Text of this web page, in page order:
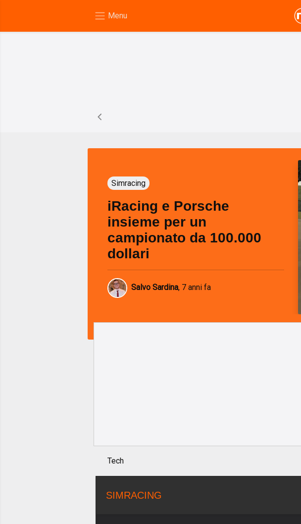
Simracing
iRacing e Porsche
insieme per un
campionato da 100.000
dollari
Salvo Sardina, 7 anni fa
Tech
SIMRACING